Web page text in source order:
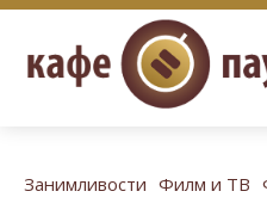
Занимливости Филм и ТВ